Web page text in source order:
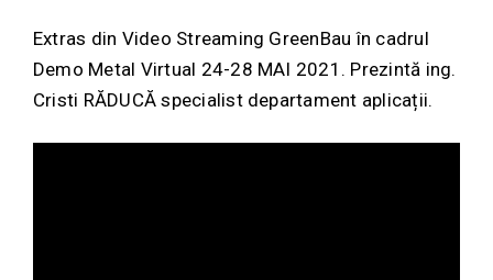
Extras din Video Streaming GreenBau în cadrul
Demo Metal Virtual 24-28 MAI 2021. Prezintă ing.
Cristi RĂDUCĂ specialist departament aplicații.